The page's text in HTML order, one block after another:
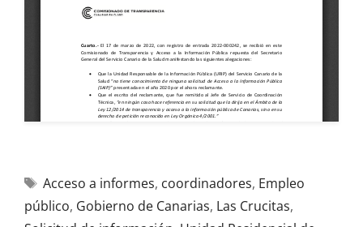
Acceso a informes, coordinadores, Empleo
público, Gobierno de Canarias, Las Crucitas,